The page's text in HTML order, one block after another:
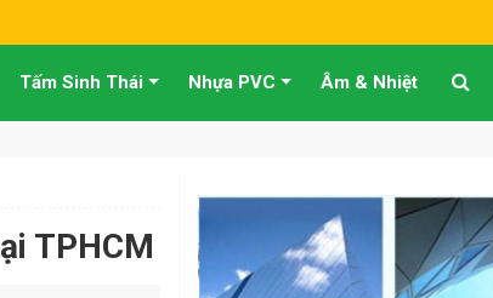
Tấm Sinh Thái Nhựa PVC Âm & Nhiệt
TPHCM